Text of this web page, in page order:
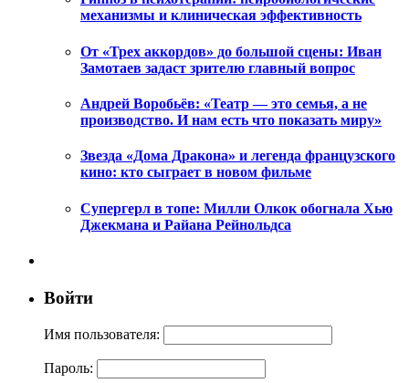
механизмы и клиническая эффективность
От «Трех аккордов» до большой сцены: Иван
Замотаев задаст зрителю главный вопрос
Андрей Воробьёв: «Театр — это семья, а не
производство. И нам есть что показать миру»
Звезда «Дома Дракона» и легенда французского
кино: кто сыграет в новом фильме
Супергерл в топе: Милли Олкок обогнала Хью
Джекмана и Райана Рейнольдса
Войти
Имя пользователя:
Пароль: